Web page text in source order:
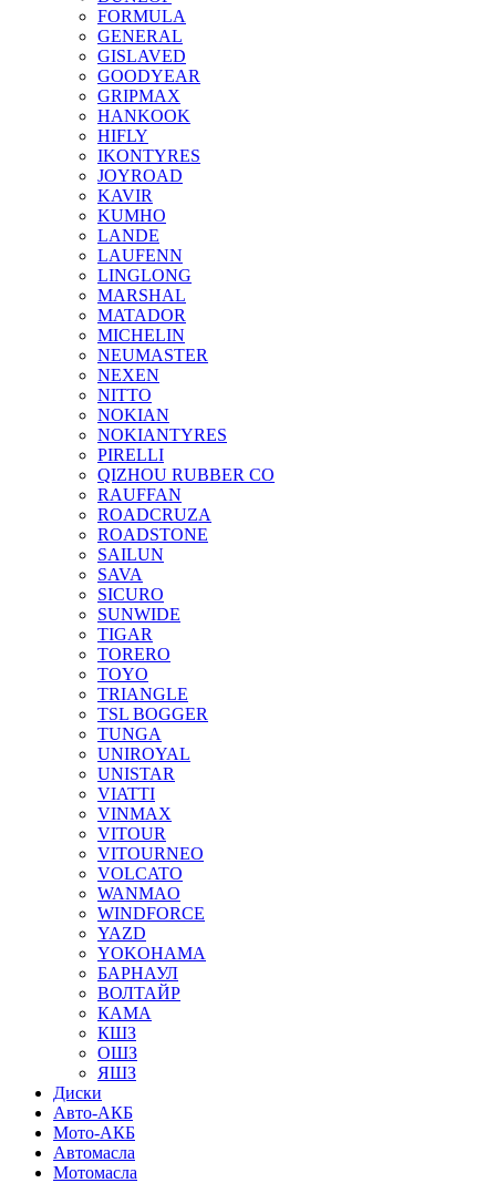
FORMULA
GENERAL
GISLAVED
GOODYEAR
GRIPMAX
HANKOOK
HIFLY
IKONTYRES
JOYROAD
KAVIR
KUMHO
LANDE
LAUFENN
LINGLONG
MARSHAL
MATADOR
MICHELIN
NEUMASTER
NEXEN
NITTO
NOKIAN
NOKIANTYRES
PIRELLI
QIZHOU RUBBER CO
RAUFFAN
ROADCRUZA
ROADSTONE
SAILUN
SAVA
SICURO
SUNWIDE
TIGAR
TORERO
TOYO
TRIANGLE
TSL BOGGER
TUNGA
UNIROYAL
UNISTAR
VIATTI
VINMAX
VITOUR
VITOURNEO
VOLCATO
WANMAO
WINDFORCE
YAZD
YOKOHAMA
БАРНАУЛ
ВОЛТАЙР
КАМА
КШЗ
ОШЗ
ЯШЗ
Диски
Авто-АКБ
Мото-АКБ
Автомасла
Мотомасла